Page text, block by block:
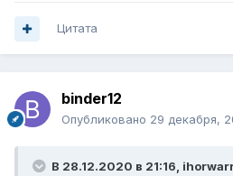
Цитата
binder12
Опубликовано 29 декабря,
В 28.12.2020 в 21:16,